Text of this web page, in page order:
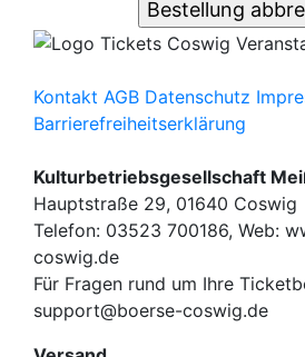
Kontakt AGB Datenschutz
Barrierefreiheitserklärung
Kulturbetriebsgesellschaft
Hauptstraße 29, 01640 Coswig
Telefon: 03523 700186, Web:
coswig.de
Für Fragen rund um Ihre
support@boerse-coswig.de